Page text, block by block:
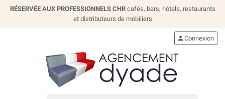
RÉSERVÉE AUX PROFESSIONNELS CHRcafés, bars, hôtels, restaurants
et distributeurs de mobiliers
personConnexion